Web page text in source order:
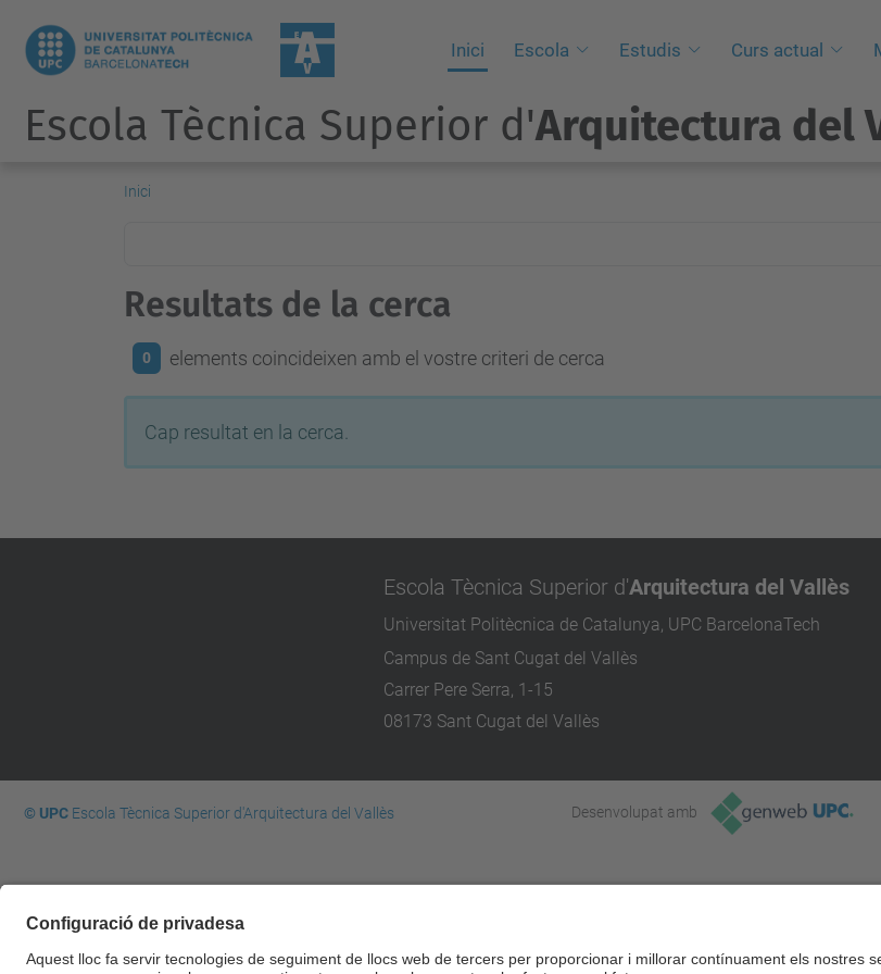
Inici Escola Estudis Curs actual
Escola Tècnica Superior d'Arquitectura del
Inici
Resultats de la cerca
0 elements coincideixen amb el vostre criteri de cerca
Cap resultat en la cerca.
Escola Tècnica Superior d'Arquitectura del Vallès
Universitat Politècnica de Catalunya, UPC BarcelonaTech
Campus de Sant Cugat del Vallès
Carrer Pere Serra, 1-15
08173 Sant Cugat del Vallès
© UPCEscola Tècnica Superior d'Arquitectura del Vallès Desenvolupat amb